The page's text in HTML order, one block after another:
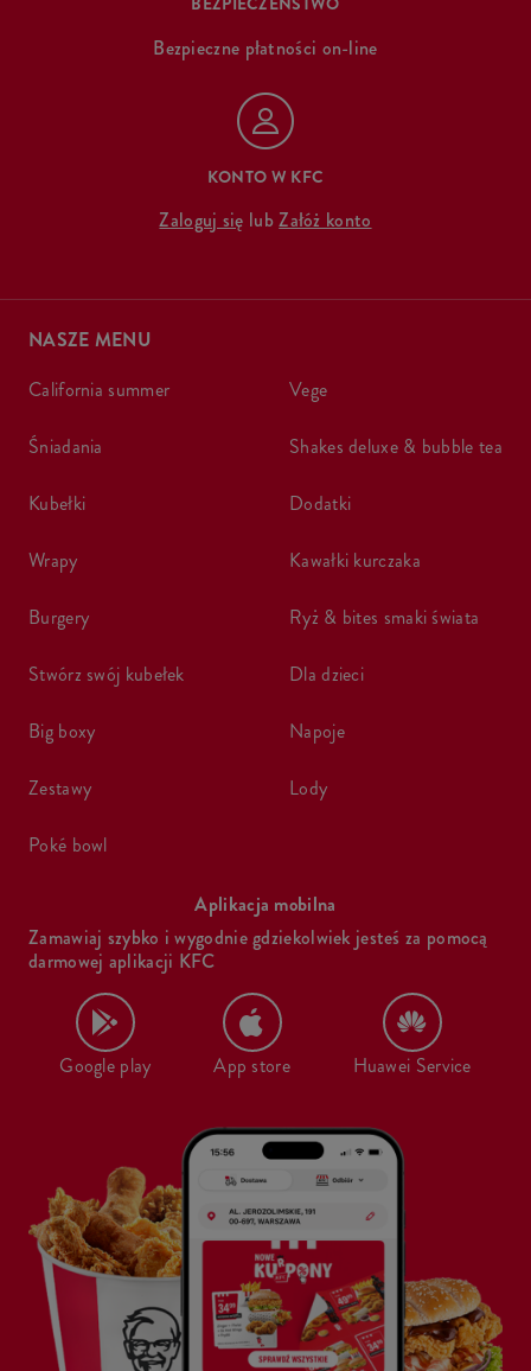
Bezpieczne płatności on-line
KONTO W KFC
Zaloguj się lubZałóż konto
NASZE MENU
california summer
śniadania
kubełki
wrapy
burgery
stwórz swój kubełek
big boxy
zestawy
poké bowl
vege
shakes deluxe & bubble tea
dodatki
kawałki kurczaka
ryż & bites smaki świata
dla dzieci
napoje
lody
Aplikacja mobilna
Zamawiaj szybko i wygodnie gdziekolwiek jesteś za pomocą
darmowej aplikacji KFC
Google play App store Huawei Service